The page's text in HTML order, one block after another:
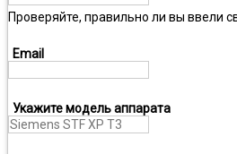
Проверяйте, правильно ли вы ввели
Email
Укажите модель аппарата